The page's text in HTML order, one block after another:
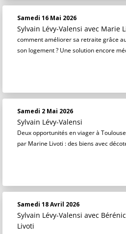
Samedi 16 Mai 2026
Sylvain Lévy-Valensi avec Marie
comment améliorer sa retraite grâce
son logement ? Une solution encore
Samedi 2 Mai 2026
Sylvain Lévy-Valensi
Deux opportunités en viager à
par Marine Livoti : des biens avec
Samedi 18 Avril 2026
Sylvain Lévy-Valensi avec
Livoti